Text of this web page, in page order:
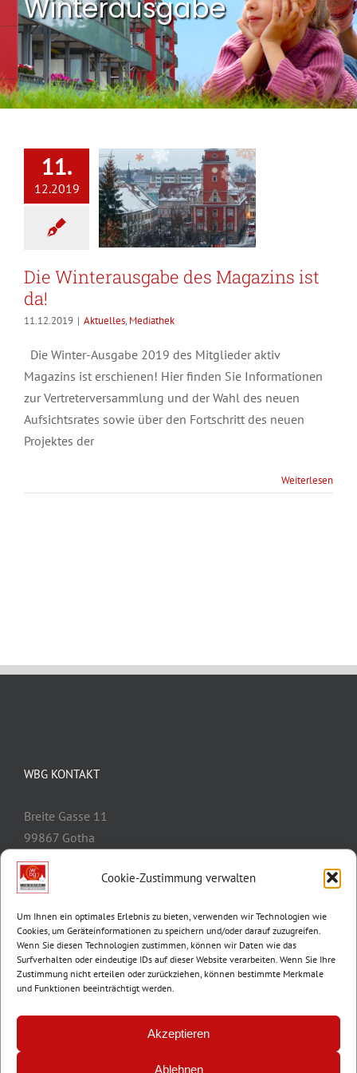
Cookie-Zustimmung verwalten
Um Ihnen ein optimales Erlebnis zu bieten, verwenden wir Technologien wie
Cookies, um Geräteinformationen zu speichern und/oder darauf zuzugreifen.
Wenn Sie diesen Technologien zustimmen, können wir Daten wie das
Surfverhalten oder eindeutige IDs auf dieser Website verarbeiten. Wenn Sie Ihre
Zustimmung nicht erteilen oder zurückziehen, können bestimmte Merkmale
und Funktionen beeinträchtigt werden.
Akzeptieren
Ablehnen
Winterausgabe
11.
12.2019
Die Winterausgabe des Magazins ist
da!
11.12.2019 | Aktuelles, Mediathek
Die Winter-Ausgabe 2019 des Mitglieder aktiv
Magazins ist erschienen! Hier finden Sie Informationen
zur Vertreterversammlung und der Wahl des neuen
Aufsichtsrates sowie über den Fortschritt des neuen
Projektes der
Weiterlesen
WBG KONTAKT
Breite Gasse 11
99867 Gotha
Telefon:
E-Mail:
info@wbg-gotha.de